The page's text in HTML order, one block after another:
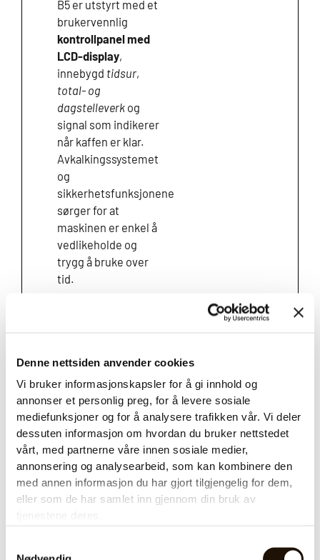
Denne nettsiden anvender cookies
Vi bruker informasjonskapsler for å gi innhold og
annonser et personlig preg, for å levere sosiale
mediefunksjoner og for å analysere trafikken vår. Vi deler
dessuten informasjon om hvordan du bruker nettstedet
vårt, med partnerne våre innen sosiale medier,
annonsering og analysearbeid, som kan kombinere den
med annen informasjon du har gjort tilgjengelig for dem,
eller som de har samlet inn gjennom din bruk av
tjenestene deres.
B5 er utstyrt med et
brukervennlig
kontrollpanel med
LCD-display,
innebygd tidsur,
total- og
dagstelleverk og
signal som indikerer
når kaffen er klar.
Avkalkingssystemet
og
sikkerhetsfunksjonene
sørger for at
maskinen er enkel å
vedlikeholde og
trygg å bruke over
tid.
Rask
brygging av
store
mengder
kaffe – opptil
10 liter per
bryggesyklus
To5 L